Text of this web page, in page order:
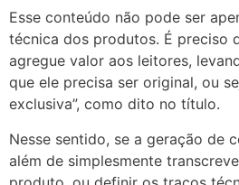
Esse conteúdo não pode ser
técnica dos produtos. É preciso
agregue valor aos leitores,
que ele precisa ser original, ou
exclusiva”, como dito no título.
Nesse sentido, se a geração de
além de simplesmente